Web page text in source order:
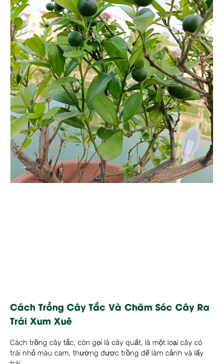
Cách Trồng Cây Tắc Và Chăm Sóc Cây Ra
Trái Xum Xuê
Cách trồng cây tắc, còn gọi là cây quất, là một loại cây có
trái nhỏ màu cam, thường được trồng để làm cảnh và lấy